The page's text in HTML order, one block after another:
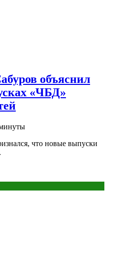
объяснил
«ЧБД»
что новые выпуски